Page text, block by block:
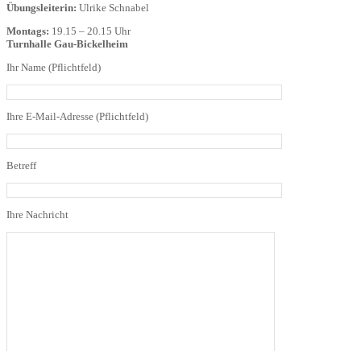
Übungsleiterin: Ulrike Schnabel
Montags: 19.15 – 20.15 Uhr
Turnhalle Gau-Bickelheim
Ihr Name (Pflichtfeld)
Ihre E-Mail-Adresse (Pflichtfeld)
Betreff
Ihre Nachricht